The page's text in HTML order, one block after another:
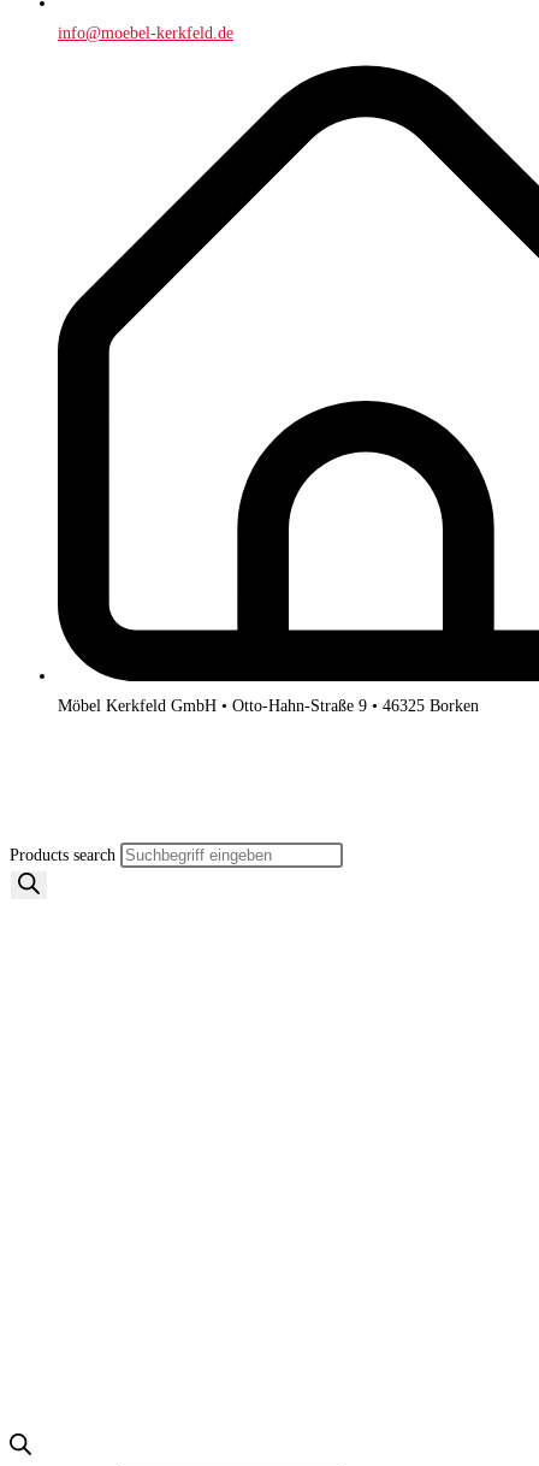
info@moebel-kerkfeld.de
Möbel Kerkfeld GmbH • Otto-Hahn-Straße 9 • 46325 Borken
Products search